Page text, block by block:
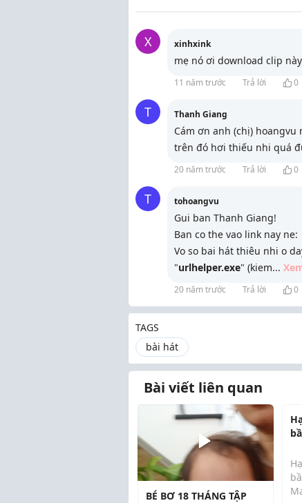
X xinhxink
mẹ nó ơi download clip
11 năm trước Trả lời 0
T Thanh Giang
Cám ơn anh (chị)
trên đó hơi thiếu nhi quá
20 năm trước Trả lời 0
T tohoangvu
Gui ban Thanh Giang!
Ban co the vao link nay ne:
Vo so bai hát thiêu nhi o
"urlhelper.exe" (kiem...
20 năm trước Trả lời 0
TAGS
bài hát
Bài viết liên quan
BÉ BƠ 18 THÁNG TẬP